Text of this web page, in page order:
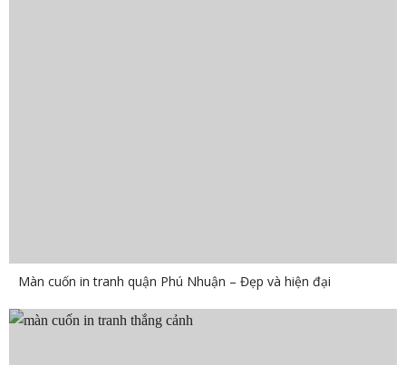
Màn cuốn in tranh quận Phú Nhuận – Đẹp và hiện đại